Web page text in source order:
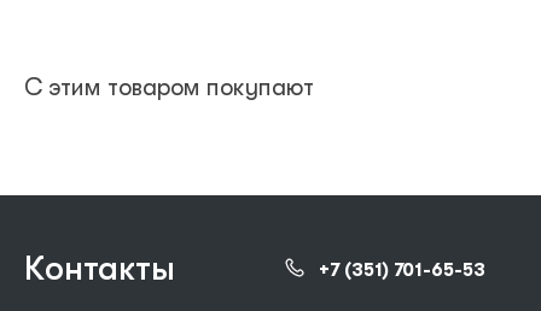
С этим товаром покупают
Контакты +7 (351) 701-65-53